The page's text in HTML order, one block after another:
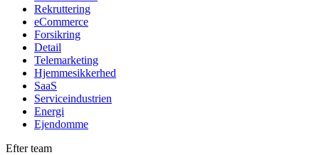
Rekruttering
eCommerce
Forsikring
Detail
Telemarketing
Hjemmesikkerhed
SaaS
Serviceindustrien
Energi
Ejendomme
Efter team